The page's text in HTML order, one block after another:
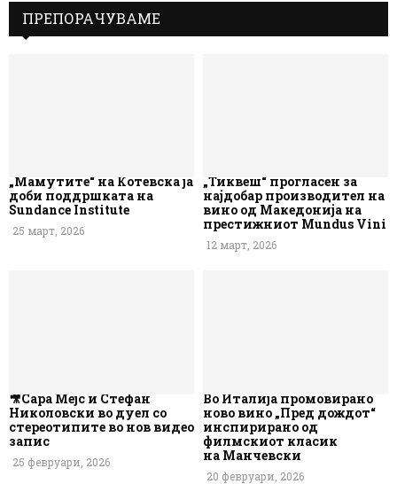
ПРЕПОРАЧУВАМЕ
„Мамутите“ на Котевска ја
доби поддршката на
Sundance Institute
25 март, 2026
„Тиквеш“ прогласен за
најдобар производител на
вино од Македонија на
престижниот Mundus Vini
12 март, 2026
🎥Сара Мејс и Стефан
Николовски во дуел со
стереотипите во нов видео
запис
25 февруари, 2026
Во Италија промовирано
ново вино „Пред дождот“
инспирирано од
филмскиот класик
на Манчевски
20 февруари, 2026